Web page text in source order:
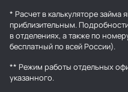
* Расчет в калькуляторе займа
приблизительным.
в отделениях, а также по
бесплатный по всей России).
** Режим работы отдельных
указанного.